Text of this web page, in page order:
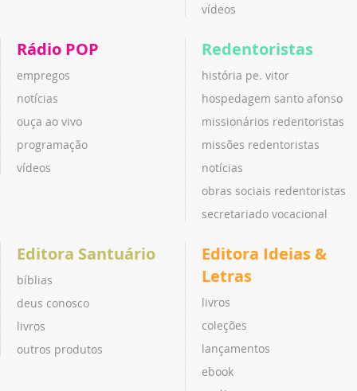
vídeos
Rádio POP
empregos
notícias
ouça ao vivo
programação
vídeos
Redentoristas
história pe. vitor
hospedagem santo afonso
missionários redentoristas
missões redentoristas
notícias
obras sociais redentoristas
secretariado vocacional
Editora Santuário
bíblias
deus conosco
livros
outros produtos
Editora Ideias &
Letras
livros
coleções
lançamentos
ebook